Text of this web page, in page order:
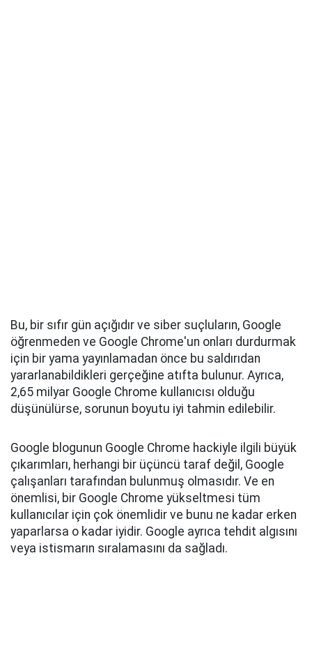
Bu, bir sıfır gün açığıdır ve siber suçluların, Google
öğrenmeden ve Google Chrome'un onları durdurmak
için bir yama yayınlamadan önce bu saldırıdan
yararlanabildikleri gerçeğine atıfta bulunur. Ayrıca,
2,65 milyar Google Chrome kullanıcısı olduğu
düşünülürse, sorunun boyutu iyi tahmin edilebilir.
Google blogunun Google Chrome hackiyle ilgili büyük
çıkarımları, herhangi bir üçüncü taraf değil, Google
çalışanları tarafından bulunmuş olmasıdır. Ve en
önemlisi, bir Google Chrome yükseltmesi tüm
kullanıcılar için çok önemlidir ve bunu ne kadar erken
yaparlarsa o kadar iyidir. Google ayrıca tehdit algısını
veya istismarın sıralamasını da sağladı.